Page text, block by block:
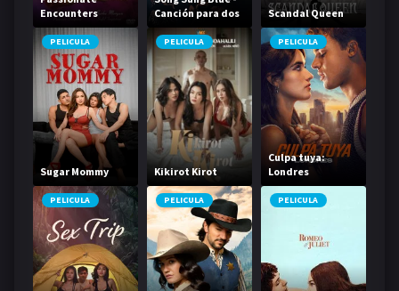
Encounters
Canción para dos
Scandal Queen
PELICULA
Sugar Mommy
PELICULA
Kikirot Kirot
PELICULA
Culpa tuya:
Londres
PELICULA PELICULA PELICULA